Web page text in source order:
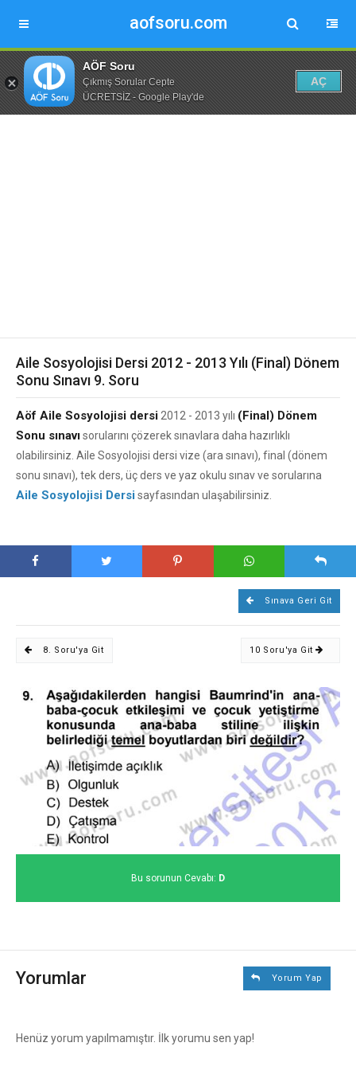
aofsoru.com
AÖF Soru
Çıkmış Sorular Cepte
ÜCRETSİZ - Google Play'de
AÇ
Aile Sosyolojisi Dersi 2012 - 2013 Yılı (Final) Dönem
Sonu Sınavı 9. Soru
Aöf Aile Sosyolojisi dersi 2012 - 2013 yılı (Final) Dönem
Sonu sınavısorularını çözerek sınavlara daha hazırlıklı
olabilirsiniz. Aile Sosyolojisi dersi vize (ara sınavı), final (dönem
sonu sınavı), tek ders, üç ders ve yaz okulu sınav ve sorularına
Aile Sosyolojisi Dersisayfasından ulaşabilirsiniz.
Sınava Geri Git
8. Soru'ya Git 10 Soru'ya Git
Bu sorunun Cevabı: D
Yorumlar Yorum Yap
Henüz yorum yapılmamıştır. İlk yorumu sen yap!